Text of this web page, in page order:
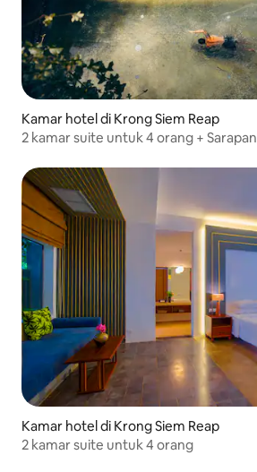
Kamar hotel di Krong Siem Reap
2 kamar suite untuk 4 orang + Sarapan
Kamar hotel di Krong Siem Reap
2 kamar suite untuk 4 orang